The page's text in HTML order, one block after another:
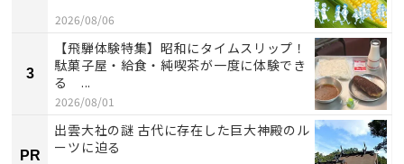
2026/08/06
3
【飛騨体験特集】昭和にタイムスリップ！
駄菓子屋・給食・純喫茶が一度に体験でき
る ...
2026/08/01
PR
出雲大社の謎 古代に存在した巨大神殿のル
ーツに迫る